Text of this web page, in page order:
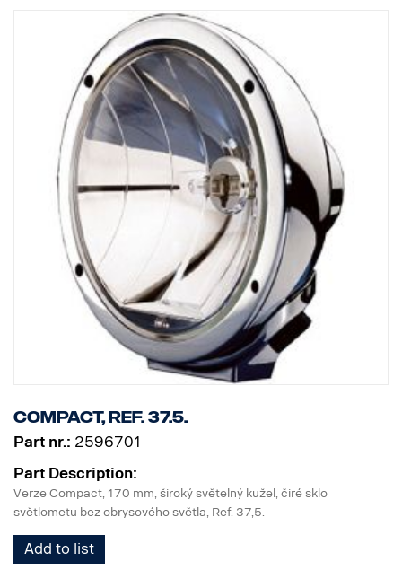
Compact, Ref. 37.5.
Part nr.: 2596701
Part Description:
Verze Compact, 170 mm, široký světelný kužel, čiré sklo
světlometu bez obrysového světla, Ref. 37,5.
Add to list